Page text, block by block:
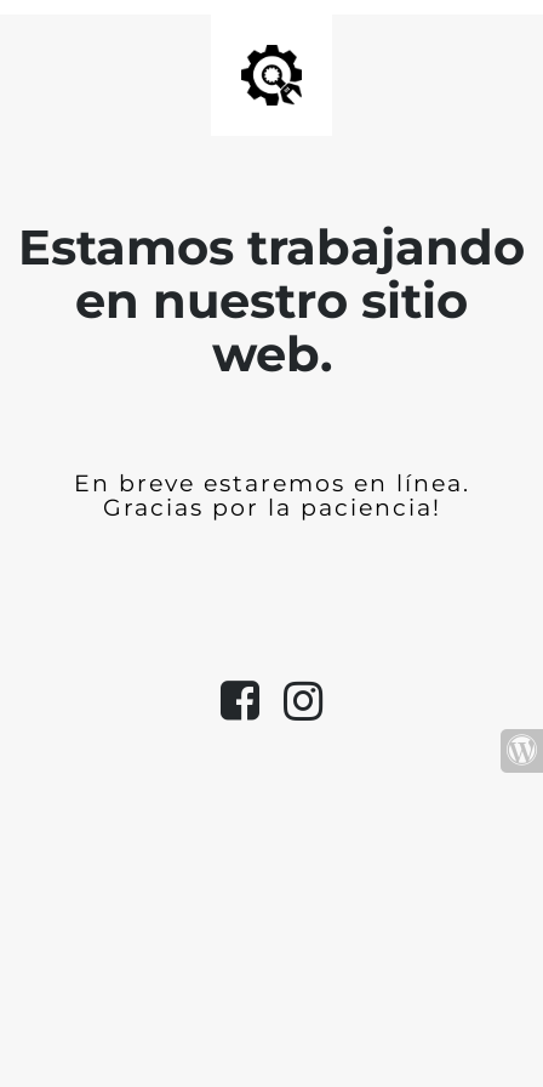
Estamos trabajando
en nuestro sitio
web.
En breve estaremos en línea.
Gracias por la paciencia!